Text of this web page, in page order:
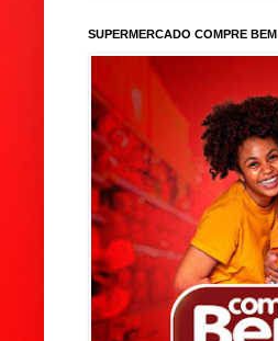
SUPERMERCADO COMPRE BEM